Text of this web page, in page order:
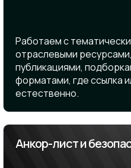
Работаем с
отраслевыми
публикациями,
форматами, где ссылка
естественно.
Анкор-лист и